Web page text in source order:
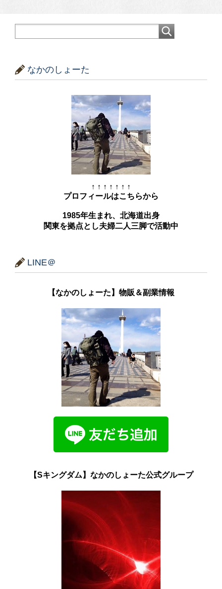
なかのしょーた
↑ ↑ ↑ ↑ ↑ ↑ ↑
プロフィールはこちらから
1985年生まれ、北海道出身
関東を拠点とし夫婦二人三脚で活動中
LINE＠
【なかのしょーた】物販＆副業情報
【Sキングダム】なかのしょーた公式グループ